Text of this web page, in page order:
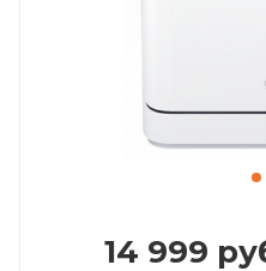
14 999